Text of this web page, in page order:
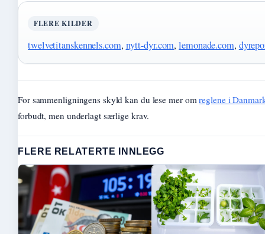
FLERE KILDER
twelvetitanskennels.com, nytt-dyr.com,lemonade.com,
For sammenligningens skyld kan du lese mer omreglene i
forbudt, men underlagt særlige krav.
FLERE RELATERTE INNLEGG